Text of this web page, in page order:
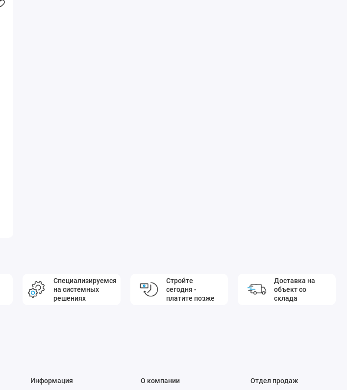
Специализируемся
на системных
решениях
Стройте
сегодня -
платите позже
Доставка на
объект со
склада
Информация О компании Отдел продаж